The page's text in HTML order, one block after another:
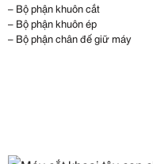
– Bộ phận khuôn cắt
– Bộ phận khuôn ép
– Bộ phận chân đế giữ máy